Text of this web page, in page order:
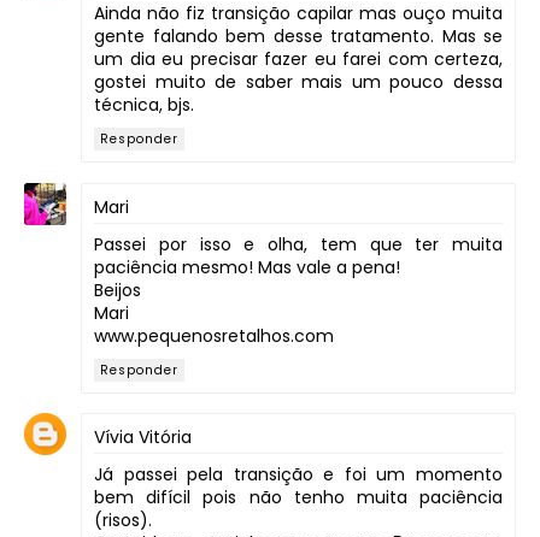
Ainda não fiz transição capilar mas ouço muita
gente falando bem desse tratamento. Mas se
um dia eu precisar fazer eu farei com certeza,
gostei muito de saber mais um pouco dessa
técnica, bjs.
Responder
Mari
Passei por isso e olha, tem que ter muita
paciência mesmo! Mas vale a pena!
Beijos
Mari
www.pequenosretalhos.com
Responder
Vívia Vitória
Já passei pela transição e foi um momento
bem difícil pois não tenho muita paciência
(risos).